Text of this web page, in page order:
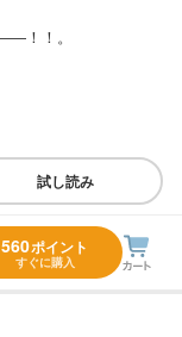
！！。
試し読み
560ポイント
すぐに購入